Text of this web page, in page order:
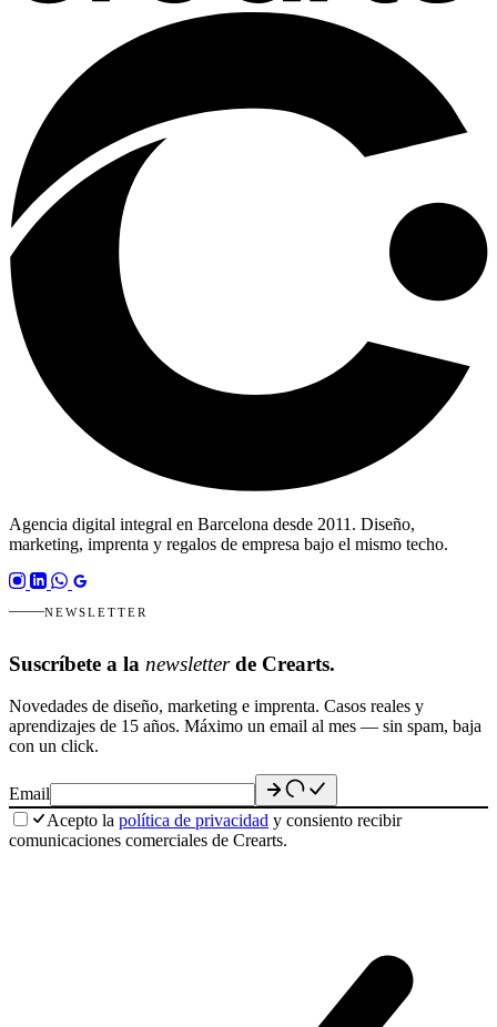
Agencia digital integral en Barcelona desde 2011. Diseño,
marketing, imprenta y regalos de empresa bajo el mismo techo.
NEWSLETTER
Suscríbete a la newsletterde Crearts.
Novedades de diseño, marketing e imprenta. Casos reales y
aprendizajes de 15 años. Máximo un email al mes — sin spam, baja
con un click.
Email
Acepto la política de privacidad y consiento recibir
comunicaciones comerciales de Crearts.